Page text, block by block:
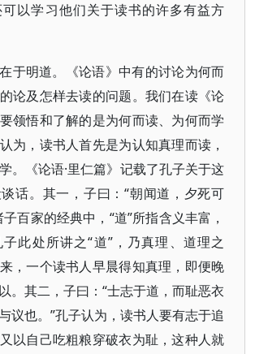
以学习他们关于读书的许多有益方
于明道。《论语》中有的讨论为何而
论及怎样去读的问题。我们在读《论
领悟和了解的是为何而读、为何而学
为，读书人首先是为认知真理而读，
。《论语·里仁篇》记载了孔子关于这
话。其一，子曰：“朝闻道，夕死可
百家的经典中，“道”所指含义丰富，
此处所讲之“道”，乃真理、道理之
，一个读书人早晨得知真理，即便晚
。其二，子曰：“士志于道，而耻恶衣
议也。”孔子认为，读书人要有志于追
以自己吃粗粮穿破衣为耻，这种人就